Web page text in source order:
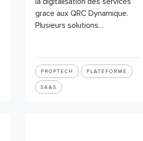
grace aux QRC Dynamique.
Plusieurs solutions…
PROPTECH PLATEFORME
SAAS